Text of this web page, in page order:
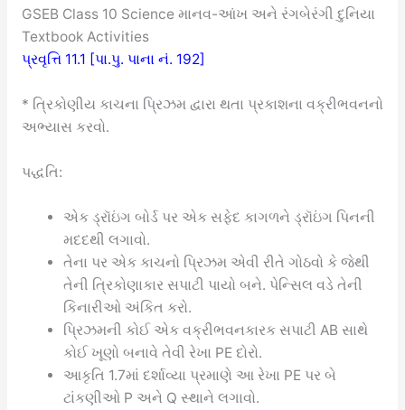
GSEB Class 10 Science માનવ-આંખ અને રંગબેરંગી દુનિયા
Textbook Activities
પ્રવૃત્તિ 11.1 [પા.પુ. પાના નં. 192]
* ત્રિકોણીય કાચના પ્રિઝમ દ્વારા થતા પ્રકાશના વક્રીભવનનો
અભ્યાસ કરવો.
પદ્ધતિ:
એક ડ્રૉઇંગ બોર્ડ પર એક સફેદ કાગળને ડ્રૉઇંગ પિનની
મદદથી લગાવો.
તેના પર એક કાચનો પ્રિઝમ એવી રીતે ગોઠવો કે જેથી
તેની ત્રિકોણાકાર સપાટી પાયો બને. પેન્સિલ વડે તેની
કિનારીઓ અંકિત કરો.
પ્રિઝમની કોઈ એક વક્રીભવનકારક સપાટી AB સાથે
કોઈ ખૂણો બનાવે તેવી રેખા PE દોરો.
આકૃતિ 1.7માં દર્શાવ્યા પ્રમાણે આ રેખા PE પર બે
ટાંકણીઓ P અને Q સ્થાને લગાવો.